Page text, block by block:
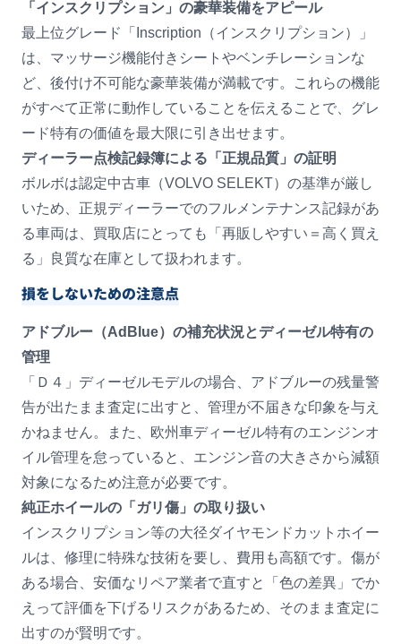
「インスクリプション」の豪華装備をアピール
最上位グレード「Inscription（インスクリプション）」
は、マッサージ機能付きシートやベンチレーションな
ど、後付け不可能な豪華装備が満載です。これらの機能
がすべて正常に動作していることを伝えることで、グレ
ード特有の価値を最大限に引き出せます。
ディーラー点検記録簿による「正規品質」の証明
ボルボは認定中古車（VOLVO SELEKT）の基準が厳し
いため、正規ディーラーでのフルメンテナンス記録があ
る車両は、買取店にとっても「再販しやすい＝高く買え
る」良質な在庫として扱われます。
損をしないための注意点
アドブルー（AdBlue）の補充状況とディーゼル特有の
管理
「Ｄ４」ディーゼルモデルの場合、アドブルーの残量警
告が出たまま査定に出すと、管理が不届きな印象を与え
かねません。また、欧州車ディーゼル特有のエンジンオ
イル管理を怠っていると、エンジン音の大きさから減額
対象になるため注意が必要です。
純正ホイールの「ガリ傷」の取り扱い
インスクリプション等の大径ダイヤモンドカットホイー
ルは、修理に特殊な技術を要し、費用も高額です。傷が
ある場合、安価なリペア業者で直すと「色の差異」でか
えって評価を下げるリスクがあるため、そのまま査定に
出すのが賢明です。